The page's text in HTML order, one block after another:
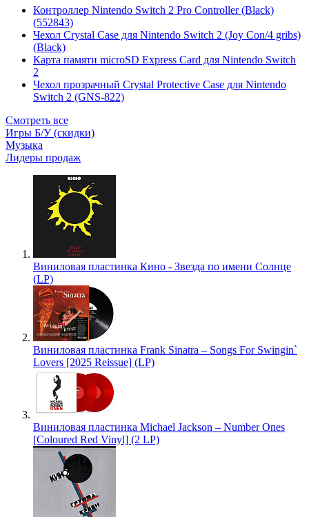
Контроллер Nintendo Switch 2 Pro Controller (Black)
(552843)
Чехол Сrystal Сase для Nintendo Switch 2 (Joy Con/4 gribs)
(Black)
Карта памяти microSD Express Card для Nintendo Switch
2
Чехол прозрачный Crystal Protective Case для Nintendo
Switch 2 (GNS-822)
Смотреть все
Игры Б/У (скидки)
Музыка
Лидеры продаж
Виниловая пластинка Кино - Звезда по имени Солнце
(LP)
Виниловая пластинка Frank Sinatra – Songs For Swingin`
Lovers [2025 Reissue] (LP)
Виниловая пластинка Michael Jackson – Number Ones
[Coloured Red Vinyl] (2 LP)